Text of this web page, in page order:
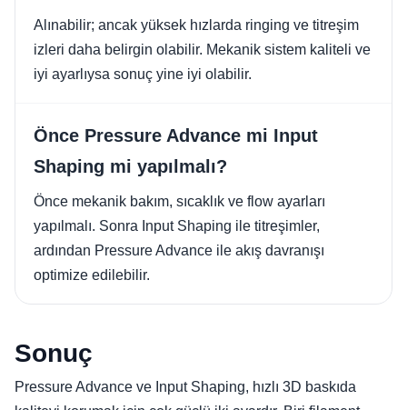
Alınabilir; ancak yüksek hızlarda ringing ve titreşim
izleri daha belirgin olabilir. Mekanik sistem kaliteli ve
iyi ayarlıysa sonuç yine iyi olabilir.
Önce Pressure Advance mi Input
Shaping mi yapılmalı?
Önce mekanik bakım, sıcaklık ve flow ayarları
yapılmalı. Sonra Input Shaping ile titreşimler,
ardından Pressure Advance ile akış davranışı
optimize edilebilir.
Sonuç
Pressure Advance ve Input Shaping, hızlı 3D baskıda